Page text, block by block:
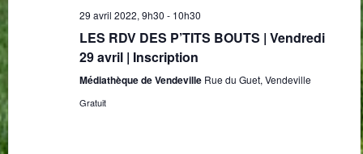
29 avril 2022, 9h30 - 10h30
LES RDV DES P’TITS BOUTS | Vendredi
29 avril | Inscription
Médiathèque de Vendeville Rue du Guet, Vendeville
Gratuit